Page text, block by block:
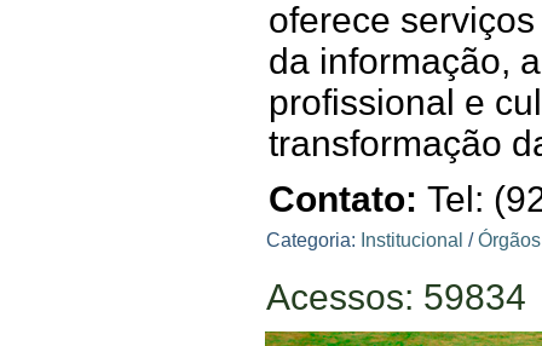
oferece
da informação,
profissional e
transformação
Contato: Tel:
Categoria: Institucional /
Acessos: 59834